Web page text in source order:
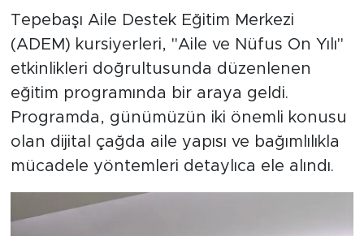
Tepebaşı Aile Destek Eğitim Merkezi
(ADEM) kursiyerleri, "Aile ve Nüfus On Yılı"
etkinlikleri doğrultusunda düzenlenen
eğitim programında bir araya geldi.
Programda, günümüzün iki önemli konusu
olan dijital çağda aile yapısı ve bağımlılıkla
mücadele yöntemleri detaylıca ele alındı.